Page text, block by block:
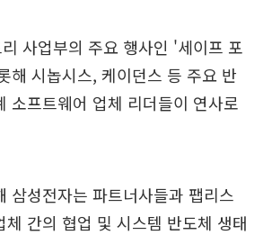
사업부의 주요 행사인 '세이프 포
해 시놉시스, 케이던스 등 주요 반
소프트웨어 업체 리더들이 연사로
삼성전자는 파트너사들과 팹리스
체 간의 협업 및 시스템 반도체 생태